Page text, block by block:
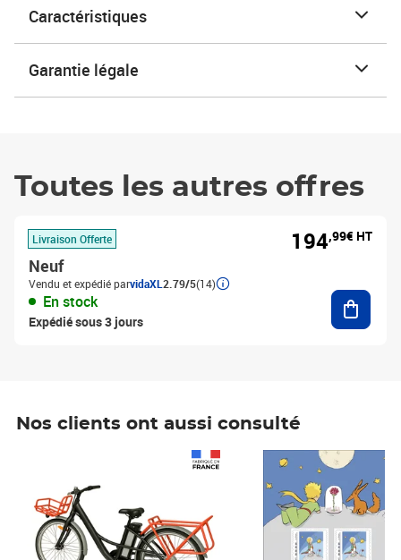
Caractéristiques
Garantie légale
Toutes les autres offres
Livraison Offerte
Neuf
Vendu et expédié parvidaXL 2.79/5(14)
En stock
Expédié sous 3 jours
194,99€ HT
Nos clients ont aussi consulté
Prix 6,25€ HT